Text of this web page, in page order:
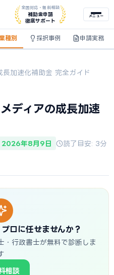
全国対応・無料相談
補助金申請
徹底サポート
メニュー
種別 採択事例 申請実務
長加速化補助金 完全ガイド
ディアの成長加速
2026年8月9日
読了目安: 3分
ロに任せませんか？
・行政書士が無料で診断しま
相談